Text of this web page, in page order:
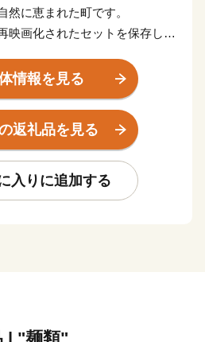
然に恵まれた町です。
映画化されたセットを保存した
れてきている農村歌舞伎舞台な
トを有しています。
どの伝統産業、日本におけるオ
でつくられるオリーブオイルな
情報を見る
返礼品を見る
入りに追加する